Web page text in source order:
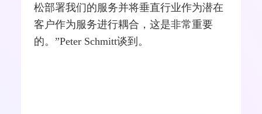
松部署我们的服务并将垂直行业作为潜在
客户作为服务进行耦合，这是非常重要
的。”Peter Schmitt谈到。